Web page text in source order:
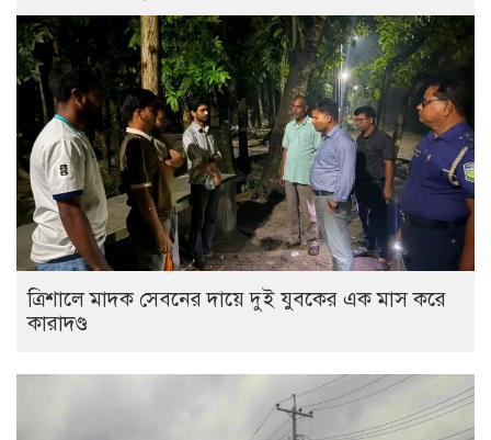
ত্রিশালে মাদক সেবনের দায়ে দুই যুবকের এক মাস করে
কারাদণ্ড